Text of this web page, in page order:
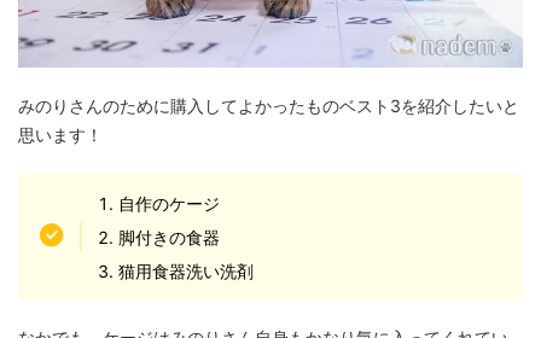
みのりさんのために購入してよかったものベスト3を紹介したいと
思います！
自作のケージ
脚付きの食器
猫用食器洗い洗剤